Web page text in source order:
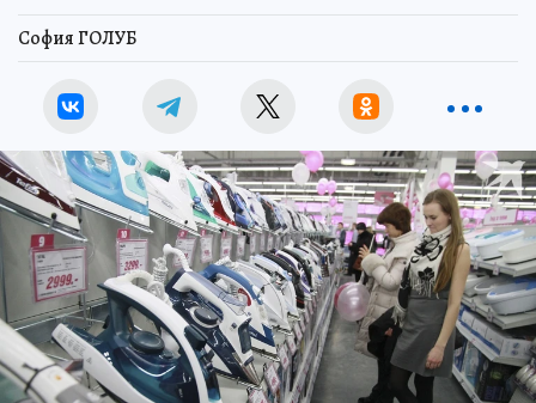
София ГОЛУБ